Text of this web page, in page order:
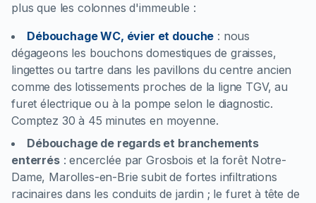
plus que les colonnes d'immeuble :
Débouchage WC, évier et douche : nous
dégageons les bouchons domestiques de graisses,
lingettes ou tartre dans les pavillons du centre ancien
comme des lotissements proches de la ligne TGV, au
furet électrique ou à la pompe selon le diagnostic.
Comptez 30 à 45 minutes en moyenne.
Débouchage de regards et branchements
enterrés:encerclée par Grosbois et la forêt Notre-
Dame, Marolles-en-Brie subit de fortes infiltrations
racinaires dans les conduits de jardin ; le furet à tête de